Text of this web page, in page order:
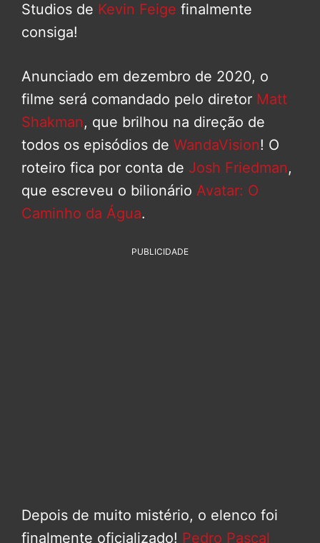
Studios de Kevin Feige finalmente
consiga!
Anunciado em dezembro de 2020, o
filme será comandado pelo diretor Matt
Shakman, que brilhou na direção de
todos os episódios de WandaVision! O
roteiro fica por conta de Josh Friedman,
que escreveu o bilionário Avatar: O
Caminho da Água.
PUBLICIDADE
Depois de muito mistério, o elenco foi
finalmente oficializado! Pedro Pascal